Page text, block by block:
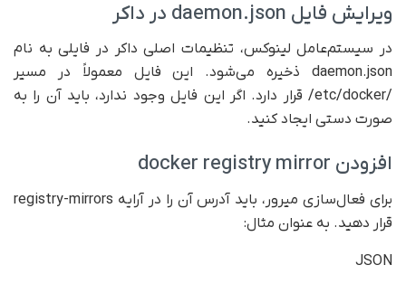
ویرایش فایل daemon.json در داکر
در سیستم‌عامل لینوکس، تنظیمات اصلی داکر در فایلی به نام
daemon.json ذخیره می‌شود. این فایل معمولاً در مسیر
/etc/docker/ قرار دارد. اگر این فایل وجود ندارد، باید آن را به
صورت دستی ایجاد کنید.
افزودن docker registry mirror
برای فعال‌سازی میرور، باید آدرس آن را در آرایه registry-mirrors
قرار دهید. به عنوان مثال:
JSON